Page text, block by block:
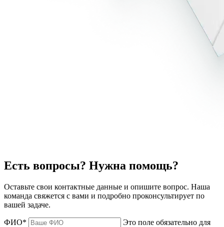
Есть вопросы? Нужна помощь?
Оставьте свои контактные данные и опишите вопрос. Наша
команда свяжется с вами и подробно проконсультирует по
вашей задаче.
ФИО*
Это поле обязательно для